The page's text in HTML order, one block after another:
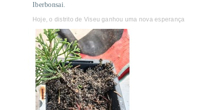
Iberbonsai.
Hoje, o distrito de Viseu ganhou uma nova esperança